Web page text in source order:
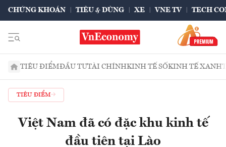
CHỨNG KHOÁN TIÊU & DÙNG XE VNE TV TECH
TIÊU ĐIỂMĐẦU TƯTÀI CHÍNHKINH TẾ SỐKINH TẾ XANH
TIÊU ĐIỂM
Việt Nam đã có đặc khu kinh tế
đầu tiên tại Lào